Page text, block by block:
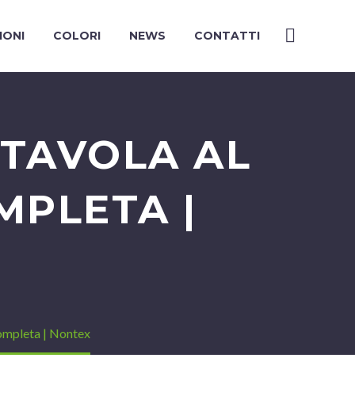
COLORI NEWS CONTATTI
AL
|
| Nontex